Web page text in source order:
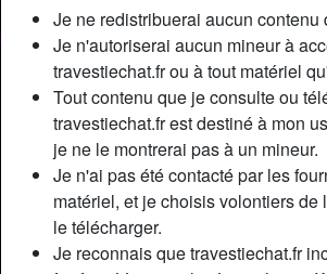
Je ne redistribuerai aucun contenu
Je n'autoriserai aucun mineur à
travestiechat.fr ou à tout matériel
Tout contenu que je consulte ou
travestiechat.fr est destiné à mon
je ne le montrerai pas à un mineur.
Je n'ai pas été contacté par les
matériel, et je choisis volontiers de
le télécharger.
Je reconnais que travestiechat.fr
Nickname:
Âge:
Pays:
Département:
Sexe:
Sexualité:
Relation: